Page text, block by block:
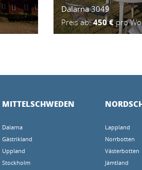
Dalarna 3049
Preis ab:450 €pro
MITTELSCHWEDEN
Dalarna
Gästrikland
Uppland
Stockholm
Lappland
Norrbotten
Västerbotten
Jämtland